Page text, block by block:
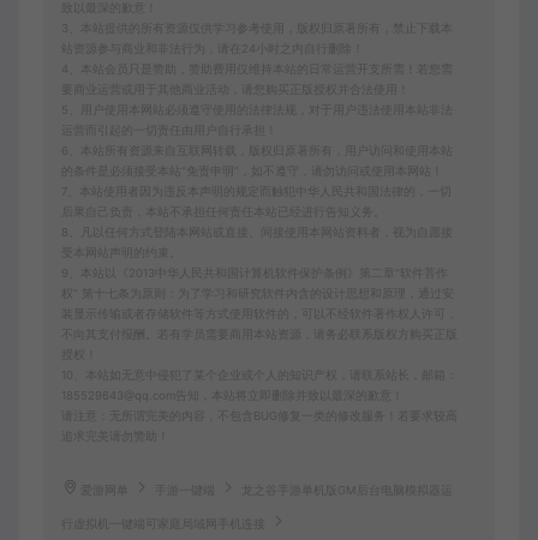
致以最深的歉意！
3、本站提供的所有资源仅供学习参考使用，版权归原著所有，禁止下载本
站资源参与商业和非法行为，请在24小时之内自行删除！
4、本站会员只是赞助，赞助费用仅维持本站的日常运营开支所需！若您需
要商业运营或用于其他商业活动，请您购买正版授权并合法使用！
5、用户使用本网站必须遵守使用的法律法规，对于用户违法使用本站非法
6、本站所有资源来自互联网转载，版权归原著所有，用户访问和使用本站
的条件是必须接受本站“免责申明”，如不遵守，请勿访问或使用本网站！
7、本站使用者因为违反本声明的规定而触犯中华人民共和国法律的，一切
后果自己负责，本站不承担任何责任本站已经进行告知义务。
8、凡以任何方式登陆本网站或直接、间接使用本网站资料者，视为自愿接
受本网站声明的约束。
9、本站以《2013中华人民共和国计算机软件保护条例》第二章"软件菩作
权” 第十七条为原则：为了学习和研究软件内含的设计思想和原理，通过安
装显示传输或者存储软件等方式使用软件的，可以不经软件著作权人许可，
不向其支付报酬。若有学员需要商用本站资源，请务必联系版权方购买正版
10、本站如无意中侵犯了某个企业或个人的知识产权，请联系站长，邮箱：
185529643@qq.com告知，本站将立即删除并致以最深的歉意！
请注意：无所谓完美的内容，不包含BUG修复一类的修改服务！若要求较高
追求完美请勿赞助！
爱游网单 手游一键端 龙之谷手游单机版GM后台电脑模拟器运
行虚拟机一键端可家庭局域网手机连接